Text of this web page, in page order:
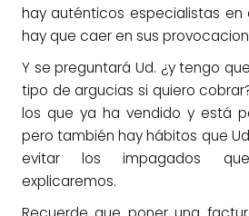
hay auténticos especialistas en
hay que caer en sus
Y se preguntará Ud. ¿y tengo
tipo de argucias si quiero
los que ya ha vendido y está
pero también hay hábitos que
evitar los impagados
explicaremos.